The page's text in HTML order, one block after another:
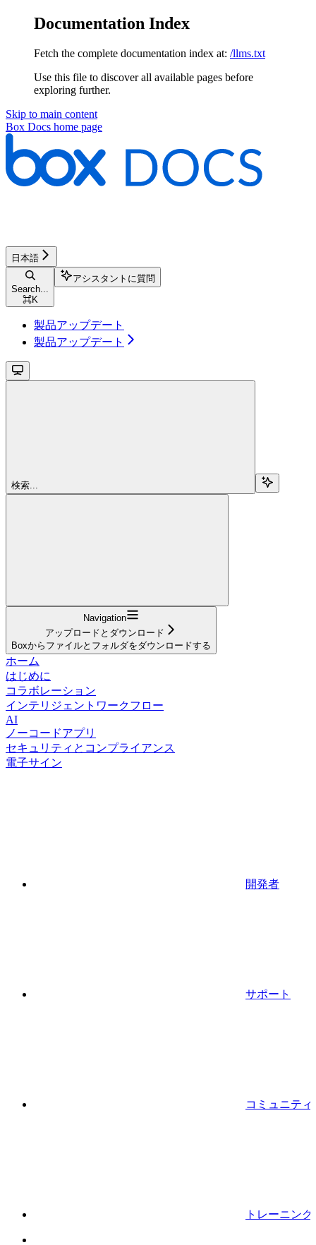
Documentation Index
Fetch the complete documentation index at: /llms.txt
Use this file to discover all available pages before
exploring further.
Skip to main content
Box Docs home page
日本語
Search...
⌘K
アシスタントに質問
製品アップデート
製品アップデート
検索...
Navigation
アップロードとダウンロード
Boxからファイルとフォルダをダウンロードする
ホーム
はじめに
コラボレーション
インテリジェントワークフロー
AI
ノーコードアプリ
セキュリティとコンプライアンス
電子サイン
開発者
サポート
コミュニティ
トレーニング